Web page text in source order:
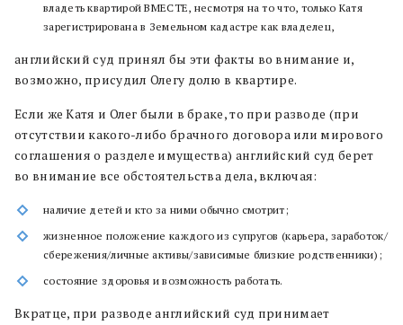
владеть квартирой ВМЕСТЕ, несмотря на то что, только Катя
зарегистрирована в Земельном кадастре как владелец,
английский суд принял бы эти факты во внимание и,
возможно, присудил Олегу долю в квартире.
Если же Катя и Олег были в браке, то при разводе (при
отсутствии какого-либо брачного договора или мирового
соглашения о разделе имущества) английский суд берет
во внимание все обстоятельства дела, включая:
наличие детей и кто за ними обычно смотрит;
жизненное положение каждого из супругов (карьера, заработок/
сбережения/личные активы/зависимые близкие родственники);
состояние здоровья и возможность работать.
Вкратце, при разводе английский суд принимает